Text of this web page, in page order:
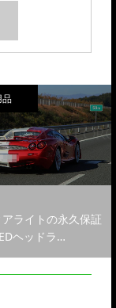
ライトの永久保証
ヘッドラ…